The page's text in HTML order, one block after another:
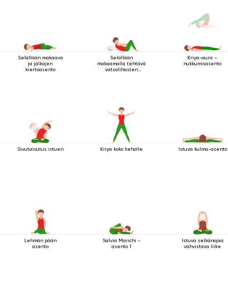
Selällään makaava
ja jalkojen
kiertoasento
Selällään
makaamalla tehtävä
vatsalihasten
Kriya-aura –
nukkumisasento
Sivutaivutus istuen Kriya koko keholle Istuva kulma-asento
Lehmän pään
asento
Salvia Marichi -
asento 1
Istuva selkänojaa
vahvistava liike